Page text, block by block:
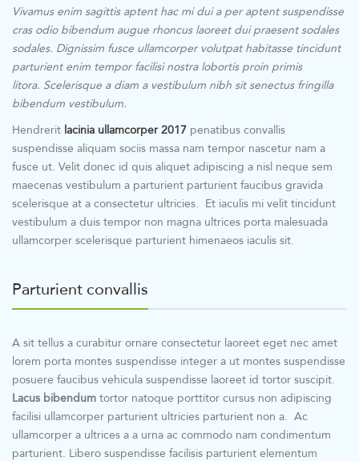
Vivamus enim sagittis aptent hac mi dui a per aptent suspendisse
cras odio bibendum augue rhoncus laoreet dui praesent sodales
sodales. Dignissim fusce ullamcorper volutpat habitasse tincidunt
parturient enim tempor facilisi nostra lobortis proin primis
litora. Scelerisque a diam a vestibulum nibh sit senectus fringilla
bibendum vestibulum.
Hendreritlacinia ullamcorper 2017penatibus convallis
suspendisse aliquam sociis massa nam tempor nascetur nam a
fusce ut. Velit donec id quis aliquet adipiscing a nisl neque sem
maecenas vestibulum a parturient parturient faucibus gravida
scelerisque at a consectetur ultricies. Et iaculis mi velit tincidunt
vestibulum a duis tempor non magna ultrices porta malesuada
ullamcorper scelerisque parturient himenaeos iaculis sit.
Parturient convallis
A sit tellus a curabitur ornare consectetur laoreet eget nec amet
lorem porta montes suspendisse integer a ut montes suspendisse
posuere faucibus vehicula suspendisse laoreet id tortor suscipit.
Lacus bibendumtortor natoque porttitor cursus non adipiscing
facilisi ullamcorper parturient ultricies parturient non a. Ac
ullamcorper a ultrices a a urna ac commodo nam condimentum
parturient. Libero suspendisse facilisis parturient elementum